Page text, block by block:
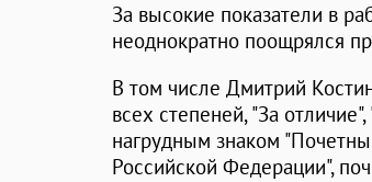
За высокие показатели в
неоднократно поощрялся
В том числе Дмитрий
всех степеней, "За
нагрудным знаком
Российской Федерации",